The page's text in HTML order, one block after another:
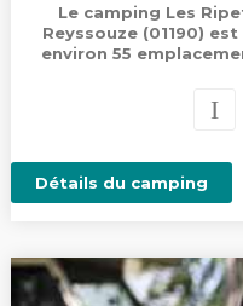
Le camping Les
Reyssouze (01190)
environ 55
Détails du camping